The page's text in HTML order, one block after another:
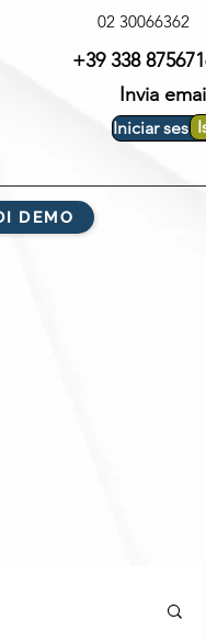
02 30066362
Invia email
+39 338
Iniciar
DEMO